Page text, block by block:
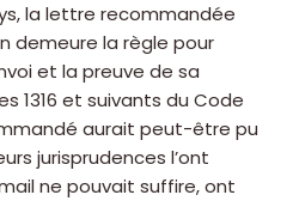
la lettre recommandée
demeure la règle pour
et la preuve de sa
1316 et suivants du Code
aurait peut-être pu
jurisprudences l’ont
ne pouvait suffire, ont